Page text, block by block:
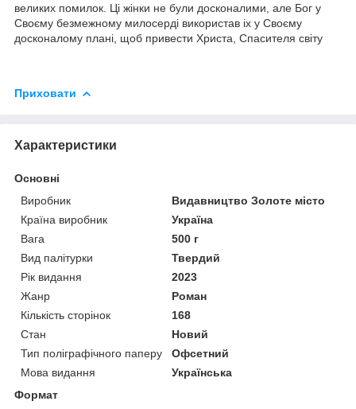
великих помилок. Ці жінки не були досконалими, але Бог у
Своєму безмежному милосерді використав іх у Своєму
досконалому плані, щоб привести Христа, Спасителя світу
Приховати
Характеристики
Основні
Виробник
Видавництво Золоте місто
Країна виробник
Україна
Вага
500 г
Вид палітурки
Твердий
Рік видання
2023
Жанр
Роман
Кількість сторінок
168
Стан
Новий
Тип поліграфічного паперу
Офсетний
Мова видання
Українська
Формат